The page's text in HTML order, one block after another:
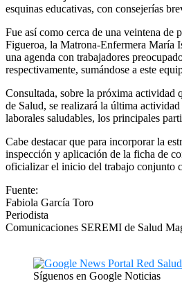
esquinas educativas, con consejerías
Fue así como cerca de una veintena de
Figueroa, la Matrona-Enfermera María
una agenda con trabajadores
respectivamente, sumándose a este
Consultada, sobre la próxima actividad
de Salud, se realizará la última
laborales saludables, los principales
Cabe destacar que para incorporar la
inspección y aplicación de la ficha de
oficializar el inicio del trabajo conjunto
Fuente:
Fabiola García Toro
Periodista
Comunicaciones SEREMI de Salud
Síguenos en Google Noticias